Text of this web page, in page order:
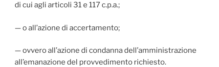
di cui agli articoli 31 e 117 c.p.a.;
— o all’azione di accertamento;
— ovvero all’azione di condanna dell’amministrazione
all’emanazione del provvedimento richiesto.